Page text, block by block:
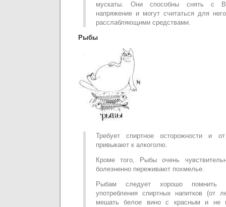
мускаты. Они способны снять с
напряжение и могут считаться для
расслабляющими средствами.
Рыбы
Требует спиртное осторожности и
привыкают к алкоголю.
Кроме того, Рыбы очень
болезненно переживают похмелье.
Рыбам следует хорошо помнить
употребления спиртных напитков (от
мешать белое вино с красным и не